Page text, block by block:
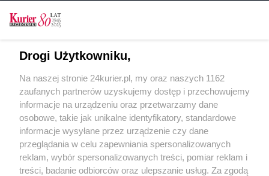
Tytoniowy przemyt
Kartony pod skrzyniami
Światowy Dzień bez Papierosa
POGODA
28℃
Drogi Użytkowniku,
Na naszej stronie 24kurier.pl, my oraz naszych 1162
zaufanych partnerów uzyskujemy dostęp i przechowujemy
informacje na urządzeniu oraz przetwarzamy dane
osobowe, takie jak unikalne identyfikatory, standardowe
informacje wysyłane przez urządzenie czy dane
przeglądania w celu zapewniania spersonalizowanych
reklam, wybór spersonalizowanych treści, pomiar reklam i
treści, badanie odbiorców oraz ulepszanie usług. Za zgodą